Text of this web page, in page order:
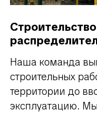
Наша команда
строительных
территории до
эксплуатацию.